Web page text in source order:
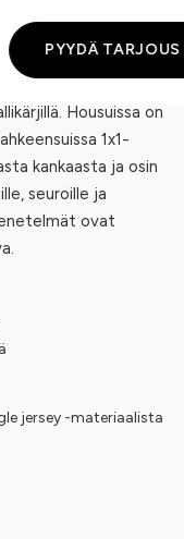
PYYDÄ TARJOUS
Kankaan paino
on joustava ja
Housuissa on
1x1-
kankaasta ja osin
seuroille ja
ovat
jersey -materiaalista